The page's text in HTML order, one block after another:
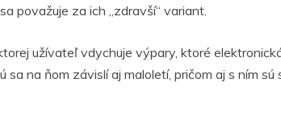
považuje za ich „zdravší“ variant.
užívateľ vdychuje výpary, ktoré
sa na ňom závislí aj maloletí, pričom aj s ním sú